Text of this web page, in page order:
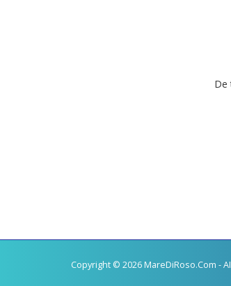
De
Copyright © 2026 MareDiRoso.Com -